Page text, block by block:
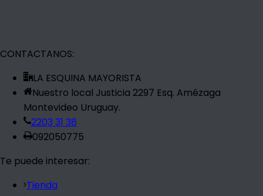
CONTACTANOS:
LA ESQUINA MAYORISTA
Nuestro local Justicia 2297 Esq. Amézaga
Montevideo Uruguay.
2203 31 38
092050775
Te puede interesar:
Tienda